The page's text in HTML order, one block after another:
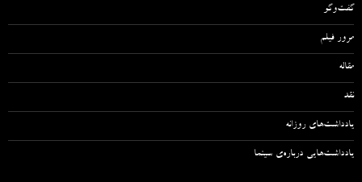
گفت‌وگو
مرور فیلم
مقاله‌
نقد
یادداشت‌های روزانه
یادداشت‌هایی درباره‌ی سینما